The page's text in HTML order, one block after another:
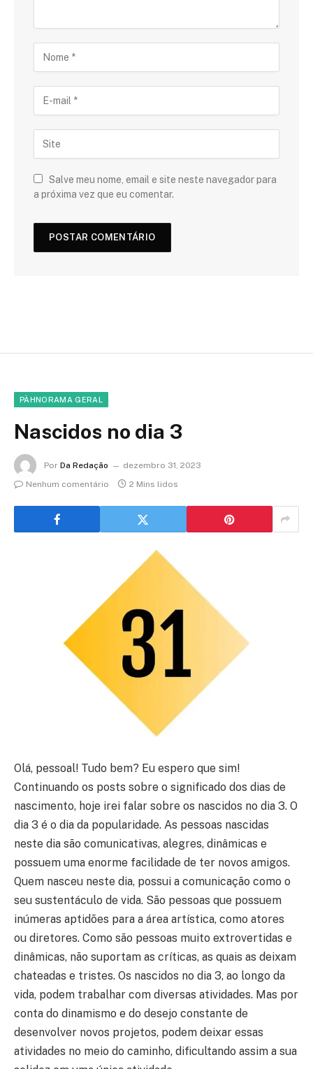
Salve meu nome, email e site neste navegador para
a próxima vez que eu comentar.
PÀHNORAMA GERAL
Nascidos no dia 3
Por Da Redação
dezembro 31, 2023
Nenhum comentário
2 Mins lidos
Olá, pessoal! Tudo bem? Eu espero que sim!
Continuando os posts sobre o significado dos dias de
nascimento, hoje irei falar sobre os nascidos no dia 3. O
dia 3 é o dia da popularidade. As pessoas nascidas
neste dia são comunicativas, alegres, dinâmicas e
possuem uma enorme facilidade de ter novos amigos.
Quem nasceu neste dia, possui a comunicação como o
seu sustentáculo de vida. São pessoas que possuem
inúmeras aptidões para a área artística, como atores
ou diretores. Como são pessoas muito extrovertidas e
dinâmicas, não suportam as críticas, as quais as deixam
chateadas e tristes. Os nascidos no dia 3, ao longo da
vida, podem trabalhar com diversas atividades. Mas por
conta do dinamismo e do desejo constante de
desenvolver novos projetos, podem deixar essas
atividades no meio do caminho, dificultando assim a sua